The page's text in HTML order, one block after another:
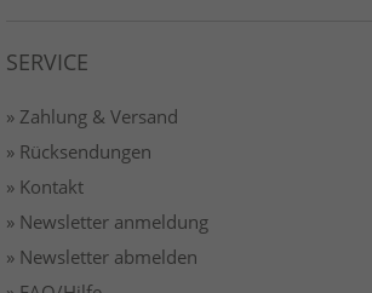
SERVICE
» Zahlung & Versand
» Rücksendungen
» Kontakt
» Newsletter anmeldung
» Newsletter abmelden